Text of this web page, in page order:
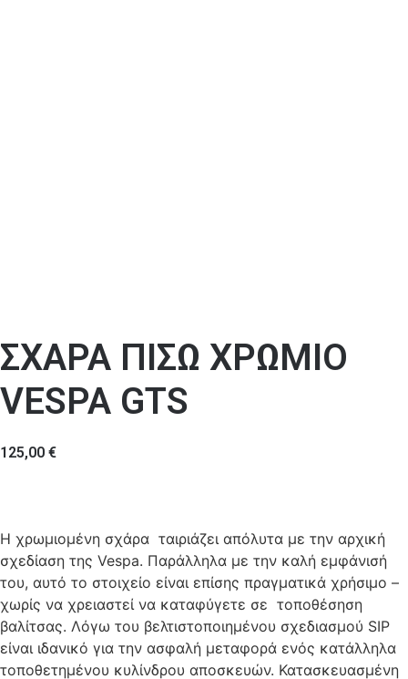
ΣΧΑΡΑ ΠΙΣΩ ΧΡΩΜΙΟ
VESPA GTS
125,00 €
Η χρωμιομένη σχάρα ταιριάζει απόλυτα με την αρχική
σχεδίαση της Vespa. Παράλληλα με την καλή εμφάνισή
του, αυτό το στοιχείο είναι επίσης πραγματικά χρήσιμο –
χωρίς να χρειαστεί να καταφύγετε σε τοποθέσηση
βαλίτσας. Λόγω του βελτιστοποιημένου σχεδιασμού SIP
είναι ιδανικό για την ασφαλή μεταφορά ενός κατάλληλα
τοποθετημένου κυλίνδρου αποσκευών. Κατασκευασμένη